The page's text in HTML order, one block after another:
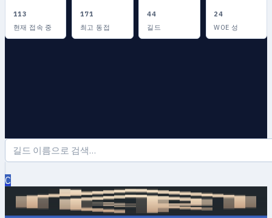
113
현재 접속 중
171
최고 동접
44
길드
24
WOE 성
C